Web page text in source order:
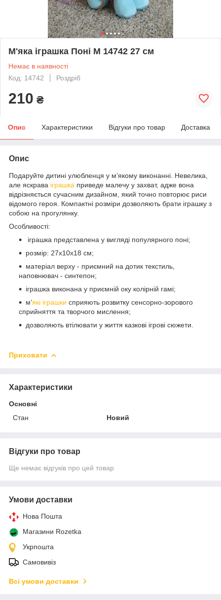
М'яка іграшка Поні M 14742 27 см
Немає в наявності
Код: 14742
Роздріб
210 ₴
Опис Характеристики Відгуки про товар Доставка
Опис
Подаруйте дитині улюбленця у м’якому виконанні. Невелика,
але яскрава іграшка приведе малечу у захват, адже вона
відрізняється сучасним дизайном, який точно повторює риси
відомого героя. Компактні розміри дозволяють брати іграшку з
собою на прогулянку.
Особливості:
іграшка представлена у вигляді популярного поні;
розмір: 27х10х18 см;
матеріал верху - приємний на дотик текстиль,
наповнювач - синтепон;
іграшка виконана у приємній оку колірній гамі;
м’які іграшки сприяють розвитку сенсорно-зорового
сприйняття та творчого мислення;
дозволяють втілювати у життя казкові ігрові сюжети.
Приховати
Характеристики
Основні
Стан
Новий
Відгуки про товар
Ще немає відгуків про цей товар
Умови доставки
Нова Пошта
Магазини Rozetka
Укрпошта
Самовивіз
Всі умови доставки